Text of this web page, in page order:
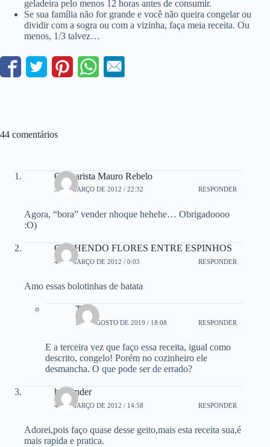
geladeira pelo menos 12 horas antes de consumir.
Se sua família não for grande e você não queira congelar ou
dividir com a sogra ou com a vizinha, faça meia receita. Ou
menos, 1/3 talvez…
44 comentários
Culinarista Mauro Rebelo
3 DE MARÇO DE 2012 / 22:32 RESPONDER
Agora, “bora” vender nhoque hehehe… Obrigadoooo
:O)
COLHENDO FLORES ENTRE ESPINHOS
4 DE MARÇO DE 2012 / 0:03 RESPONDER
Amo essas bolotinhas de batata
Tais
1 DE AGOSTO DE 2019 / 18:08 RESPONDER
E a terceira vez que faço essa receita, igual como
descrito, congelo! Porém no cozinheiro ele
desmancha. O que pode ser de errado?
haylander
4 DE MARÇO DE 2012 / 14:58 RESPONDER
Adorei,pois faço quase desse geito,mais esta receita sua,é
mais rapida e pratica.